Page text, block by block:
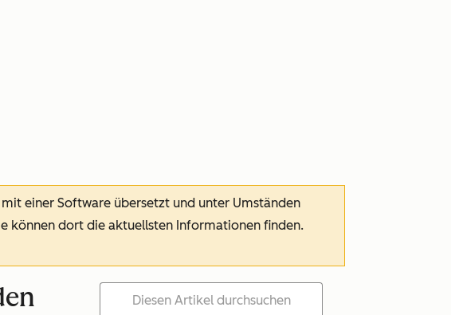
einer Software übersetzt und unter Umständen
können dort die aktuellsten Informationen finden.